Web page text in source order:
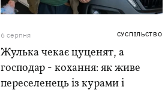
6 серпня СУСПІЛЬСТВО
Жулька чекає цуценят, а
господар - кохання: як живе
переселенець із курами і